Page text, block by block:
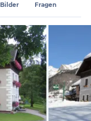
Bilder Fragen
vom